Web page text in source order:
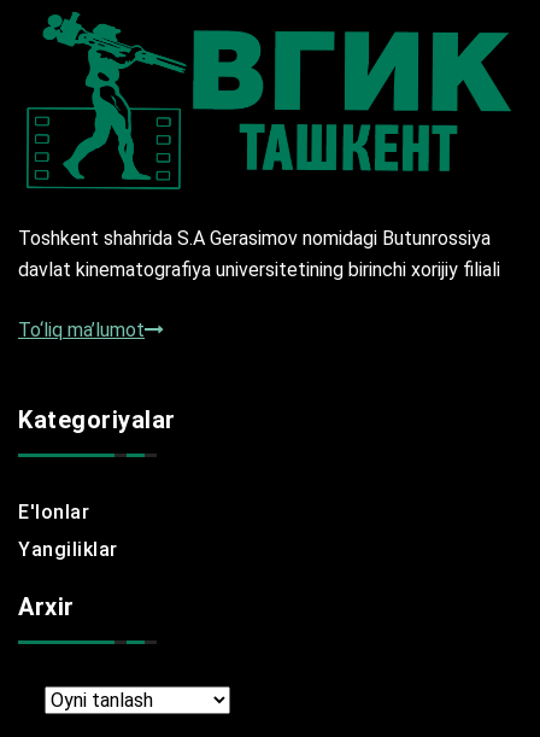
Toshkent shahrida S.A Gerasimov nomidagi Butunrossiya
davlat kinematografiya universitetining birinchi xorijiy filiali
To‘liq ma’lumot
Kategoriyalar
E'lonlar
Yangiliklar
Arxir
Arxir